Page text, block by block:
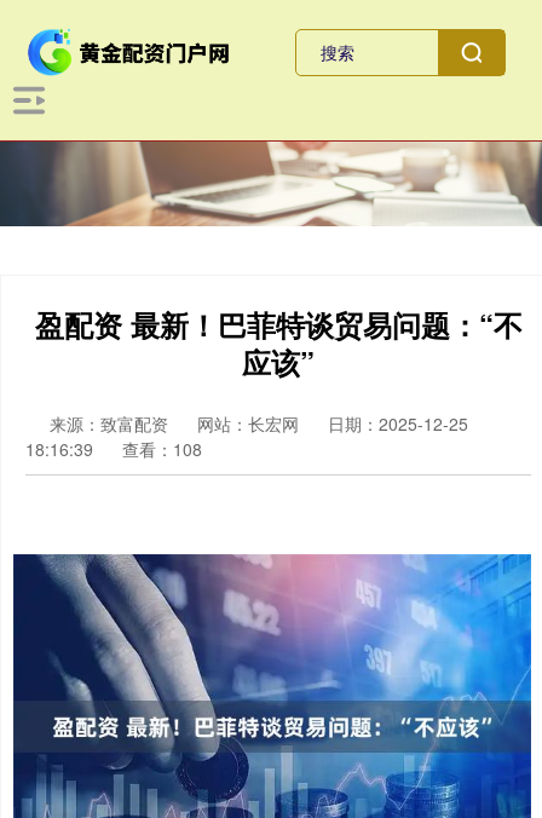
盈配资 最新！巴菲特谈贸易问题：“不
应该”
来源：致富配资 网站：长宏网
日期：2025-12-25
18:16:39
查看：108